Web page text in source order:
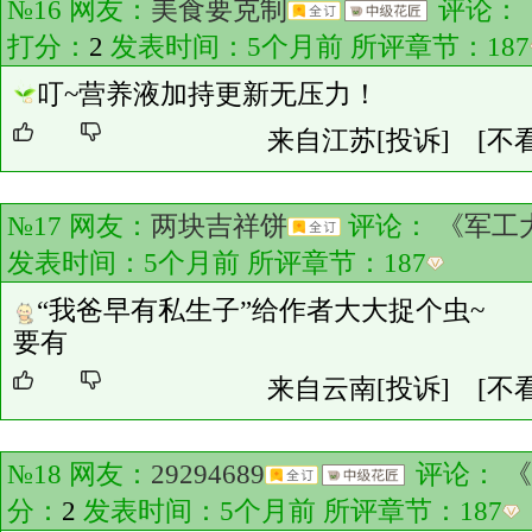
№16 网友： 美食要克制 评论：
打分： 2 发表时间：5个月前 所评章节： 187
叮~营养液加持更新无压力！
来自江苏[投诉] [不
№17 网友： 两块吉祥饼 评论：
《军
发表时间：5个月前 所评章节： 187
“我爸早有私生子”给作者大大捉个虫~
要有
来自云南[投诉] [不
№18 网友： 29294689 评论：
分： 2 发表时间：5个月前 所评章节： 187